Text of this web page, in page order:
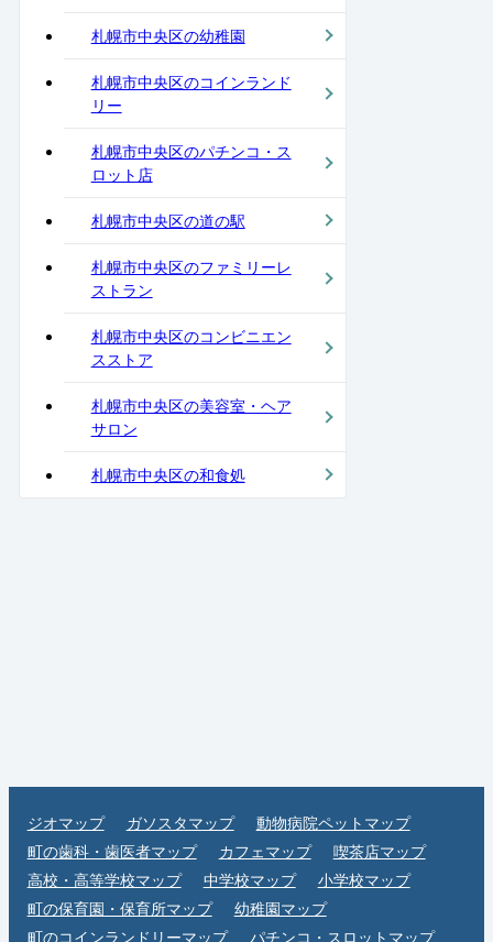
札幌市中央区の幼稚園
札幌市中央区のコインランド
リー
札幌市中央区のパチンコ・ス
ロット店
札幌市中央区の道の駅
札幌市中央区のファミリーレ
ストラン
札幌市中央区のコンビニエン
スストア
札幌市中央区の美容室・ヘア
サロン
札幌市中央区の和食処
ジオマップ ガソスタマップ
動物病院ペットマップ
町の歯科・歯医者マップ
カフェマップ
喫茶店マップ
高校・高等学校マップ
中学校マップ
小学校マップ
町の保育園・保育所マップ
幼稚園マップ
町のコインランドリーマップ
パチンコ・スロットマップ